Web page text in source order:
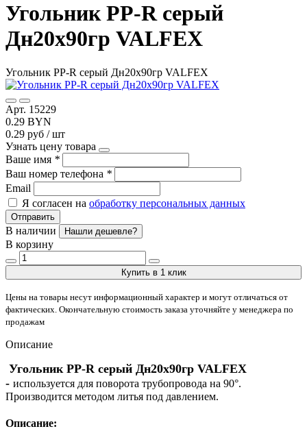
Угольник PP-R серый
Дн20х90гр VALFEX
Угольник PP-R серый Дн20х90гр VALFEX
Арт. 15229
0.29 BYN
0.29 руб / шт
Узнать цену товара
Ваше имя *
Ваш номер телефона *
Email
Я согласен на обработку персональных данных
Отправить
В наличии Нашли дешевле?
В корзину
Купить в 1 клик
Цены на товары несут информационный характер и могут отличаться от
фактических. Окончательную стоимость заказа уточняйте у менеджера по
продажам
Описание
Угольник PP-R серый Дн20х90гр VALFEX
- используется для поворота трубопровода на 90°.
Производится методом литья под давлением.
Описание: